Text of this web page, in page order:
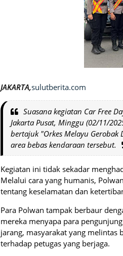
JAKARTA,sulutberita.com
Suasana kegiatan Car Free
Jakarta Pusat, Minggu (02/11/
bertajuk "Orkes Melayu
area bebas kendaraan tersebut.
Kegiatan ini tidak sekadar
Melalui cara yang humanis,
tentang keselamatan dan
Para Polwan tampak berbaur
mereka menyapa para
jarang, masyarakat yang melintas
terhadap petugas yang berjaga.